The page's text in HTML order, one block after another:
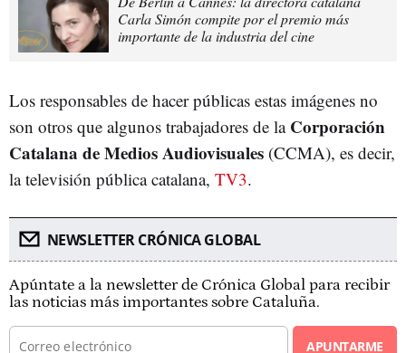
Carla Simón compite por el premio más
importante de la industria del cine
Los responsables de hacer públicas estas imágenes no
son otros que algunos trabajadores de la Corporación
Catalana de Medios Audiovisuales (CCMA), es decir,
la televisión pública catalana, TV3.
NEWSLETTER CRÓNICA GLOBAL
Apúntate a la newsletter de Crónica Global para recibir
las noticias más importantes sobre Cataluña.
APUNTARME